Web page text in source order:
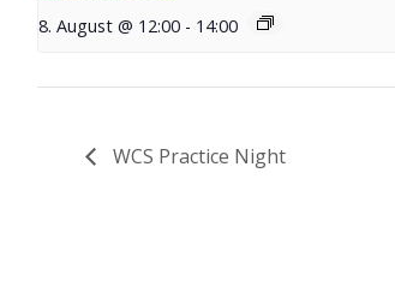
8. August @ 12:00 - 14:00
WCS Practice Night